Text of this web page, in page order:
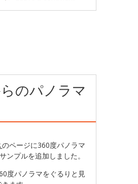
のパノラマ
のページに360度パノラマ
ンプルを追加しました。
度パノラマをぐるりと見